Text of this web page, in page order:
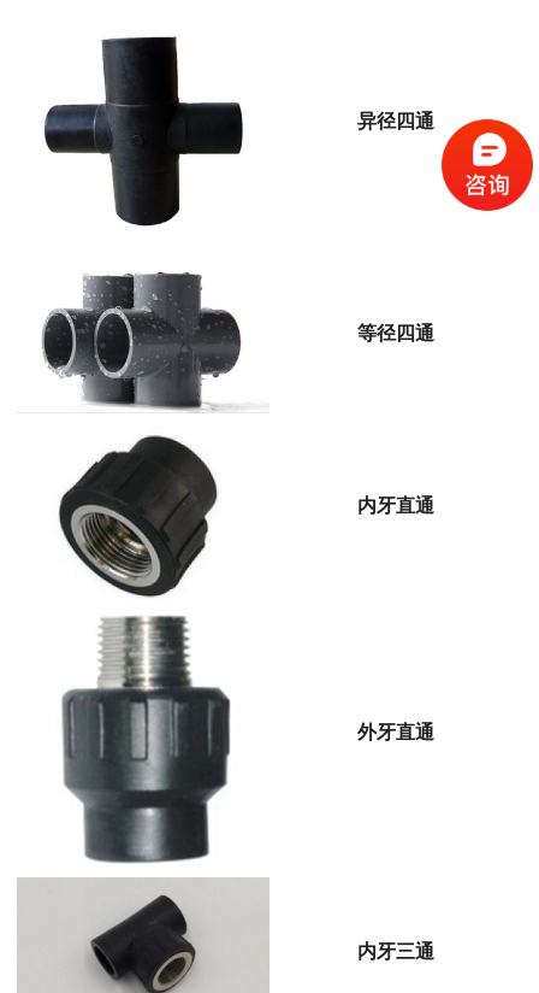
异径四通
等径四通
内牙直通
外牙直通
内牙三通